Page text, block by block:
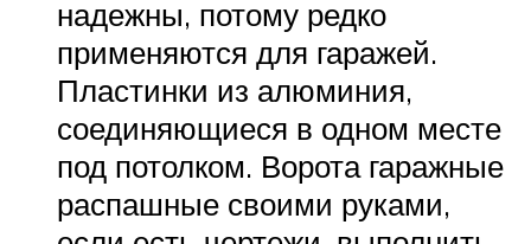
надежны, потому редко
применяются для гаражей.
Пластинки из алюминия,
соединяющиеся в одном месте
под потолком. Ворота гаражные
распашные своими руками,